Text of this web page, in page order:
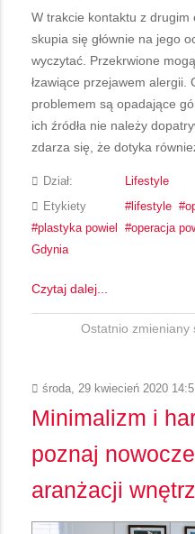
W trakcie kontaktu z drugim
skupia się głównie na jego
wyczytać. Przekrwione
łzawiące przejawem alergii.
problemem są opadające
ich źródła nie należy
zdarza się, że dotyka
Dział:
Lifestyle
Etykiety
lifestyle
plastyka powiel
operacja
Gdynia
Czytaj dalej...
Ostatnio zmieniany
środa, 29 kwiecień 2020
Minimalizm i
poznaj
aranżacji wnętrz